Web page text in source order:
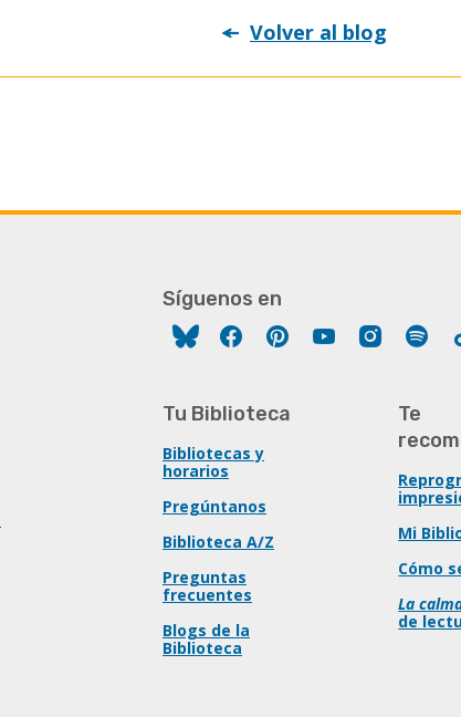
Volver al blog
Síguenos en
FacebookPinterestYouTube
Tu Biblioteca
Bibliotecas y
horarios
Pregúntanos
Biblioteca A/Z
Preguntas
frecuentes
Blogs de la
Biblioteca
Te
Mi
Cómo
La
de